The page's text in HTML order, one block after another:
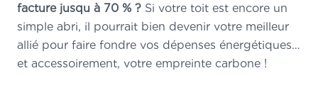
facture jusqu à 70 % ? Si votre toit est encore un
simple abri, il pourrait bien devenir votre meilleur
allié pour faire fondre vos dépenses énergétiques…
et accessoirement, votre empreinte carbone !